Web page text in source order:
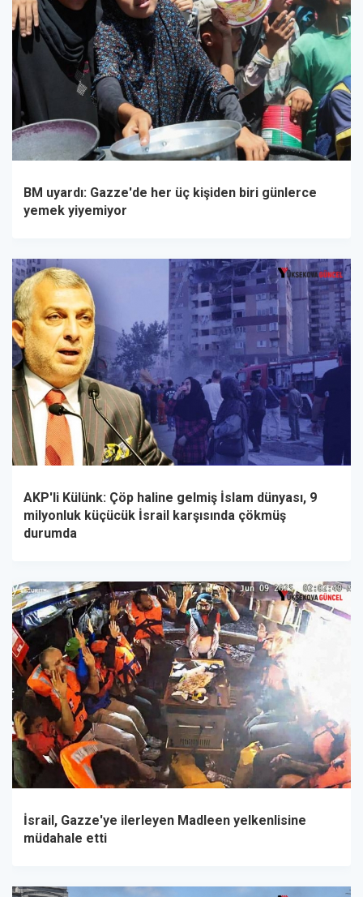
BM uyardı: Gazze'de her üç kişiden biri günlerce
yemek yiyemiyor
AKP'li Külünk: Çöp haline gelmiş İslam dünyası, 9
milyonluk küçücük İsrail karşısında çökmüş
durumda
İsrail, Gazze'ye ilerleyen Madleen yelkenlisine
müdahale etti